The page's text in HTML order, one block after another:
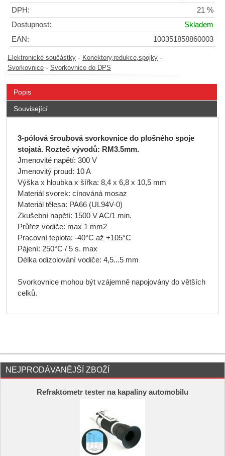
DPH:
21 %
Dostupnost:
Skladem
EAN:
100351858860003
Elektronické součástky - Konektory,redukce,spojky -
Svorkovnice - Svorkovnice do DPS
Popis
Související
3-pólová šroubová svorkovnice do plošného spoje
stojatá. Rozteč vývodů: RM3.5mm.
Jmenovité napětí: 300 V
Jmenovitý proud: 10 A
Výška x hloubka x šířka: 8,4 x 6,8 x 10,5 mm
Materiál svorek: cínováná mosaz
Materiál tělesa: PA66 (UL94V-0)
Zkušební napětí: 1500 V AC/1 min.
Průřez vodiče: max 1 mm2
Pracovní teplota: -40°C až +105°C
Pájení: 250°C / 5 s. max
Délka odizolování vodiče: 4,5...5 mm
Svorkovnice mohou být vzájemně napojovány do větších
celků.
NEJPRODÁVANĚJŠÍ ZBOŽÍ
Refraktometr tester na kapaliny automobilu